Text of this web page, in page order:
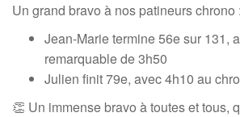
Un grand bravo à nos patineurs chrono :
Jean-Marie termine 56e sur 131,
remarquable de 3h50
Julien finit 79e, avec 4h10 au
👏 Un immense bravo à toutes et tous,